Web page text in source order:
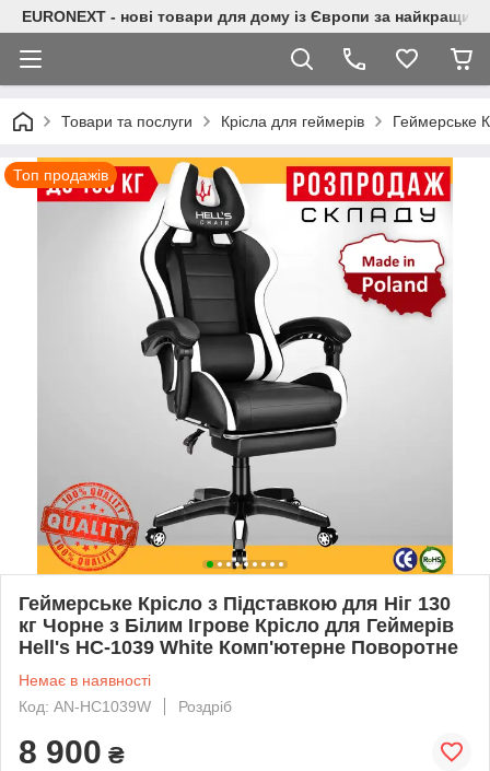
EURONEXT - нові товари для дому із Європи за
Товари та послуги Крісла для геймерів Геймерське
Топ продажів
Геймерське Крісло з Підставкою для Ніг 130
кг Чорне з Білим Ігрове Крісло для Геймерів
Hell's HC-1039 White Комп'ютерне Поворотне
Немає в наявності
Код: AN-HC1039W
Роздріб
8 900 ₴